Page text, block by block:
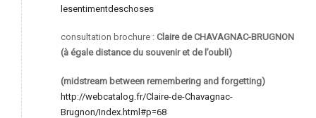
lesentimentdeschoses
consultation brochure : Claire de CHAVAGNAC-BRUGNON
(à égale distance du souvenir et de l’oubli)
(midstream between remembering and forgetting)
http://webcatalog.fr/Claire-de-Chavagnac-
Brugnon/Index.html#p=68